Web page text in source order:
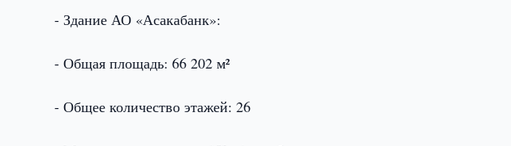
- Здание АО «Асакабанк»:
- Общая площадь: 66 202 м²
- Общее количество этажей: 26